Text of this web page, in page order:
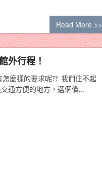
Read More >>
外行程！
怎麼樣的要求呢?? 我們住不起
通方便的地方，選個價…